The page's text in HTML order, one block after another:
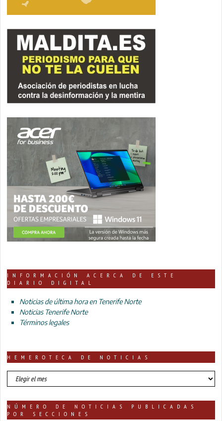
INFORMACIÓN ACERCA DE ESTE
DIARIO DIGITAL
Noticias de última hora en Tenerife Norte
Noticias Tenerife Norte
Términos legales
HEMEROTECA DE NOTICIAS
HEMEROTECA
DE
NÚMERO DE NOTICIAS PUBLICADAS
POR SECCIONES